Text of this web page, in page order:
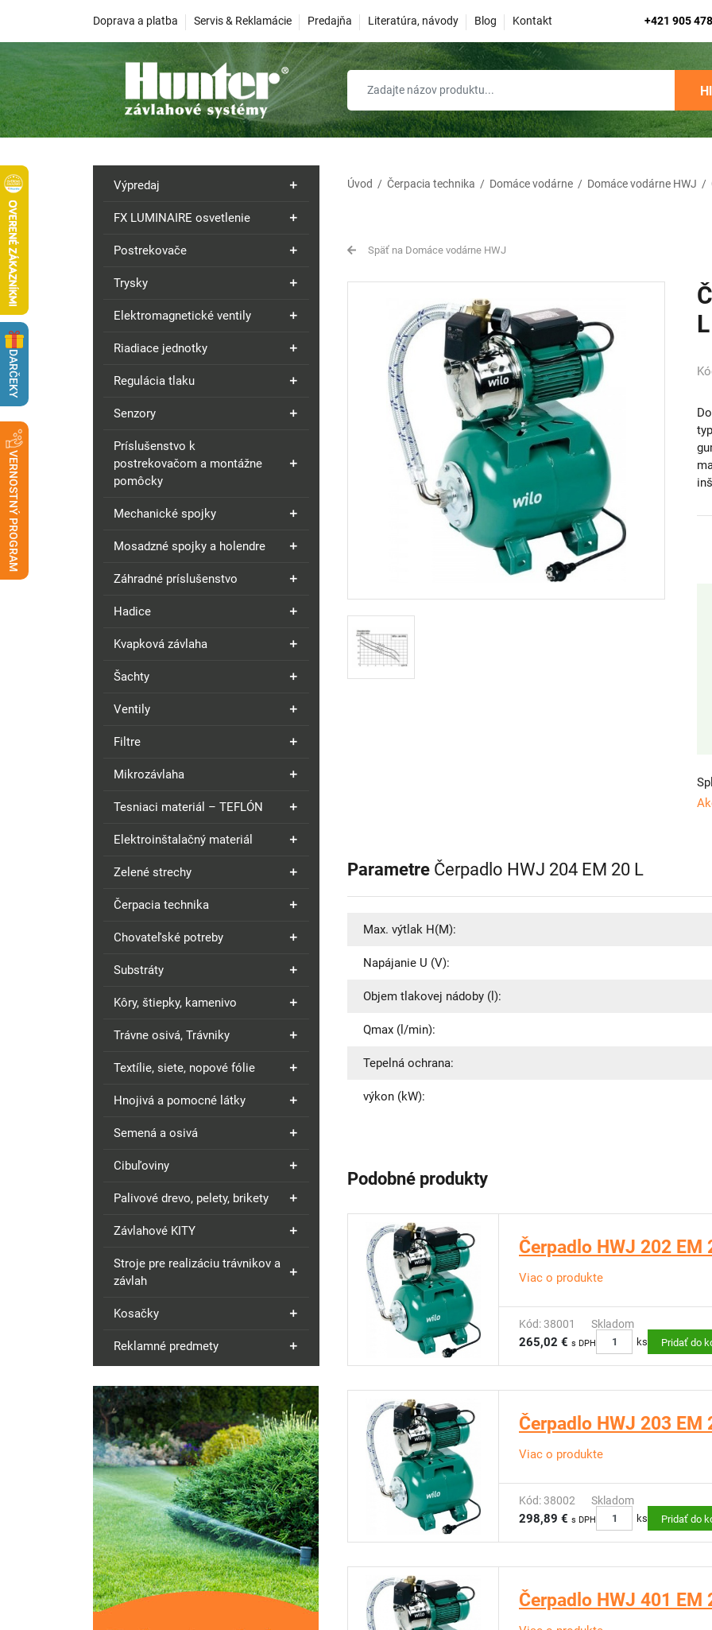
Doprava a platba Servis & Reklamácie Predajňa Literatúra, návody Blog Kontakt +421 905
Výpredaj
FX LUMINAIRE osvetlenie
Postrekovače
Trysky
Elektromagnetické ventily
Riadiace jednotky
Regulácia tlaku
Senzory
Príslušenstvo k
postrekovačom a montážne
pomôcky
Mechanické spojky
Mosadzné spojky a holendre
Záhradné príslušenstvo
Hadice
Kvapková závlaha
Šachty
Ventily
Filtre
Mikrozávlaha
Tesniaci materiál – TEFLÓN
Elektroinštalačný materiál
Zelené strechy
Čerpacia technika
Chovateľské potreby
Substráty
Kôry, štiepky, kamenivo
Trávne osivá, Trávniky
Textílie, siete, nopové fólie
Hnojivá a pomocné látky
Semená a osivá
Cibuľoviny
Palivové drevo, pelety, brikety
Závlahové KITY
Stroje pre realizáciu trávnikov a
závlah
Kosačky
Reklamné predmety
Úvod / Čerpacia technika / Domáce vodárne / Domáce vodárne HWJ /
Späť na Domáce vodárne HWJ
L
Parametre Čerpadlo HWJ 204 EM 20 L
Max. výtlak H(M):
Napájanie U (V):
Objem tlakovej nádoby (l):
Qmax (l/min):
Tepelná ochrana:
výkon (kW):
Podobné produkty
Čerpadlo HWJ 202 EM
Viac o produkte
Kód: 38001 Skladom
265,02 € s DPH ks Pridať do
Čerpadlo HWJ 203 EM
Viac o produkte
Kód: 38002 Skladom
298,89 € s DPH ks Pridať do
Čerpadlo HWJ 401 EM
DARČEKY
VERNOSTNÝ PROGRAM